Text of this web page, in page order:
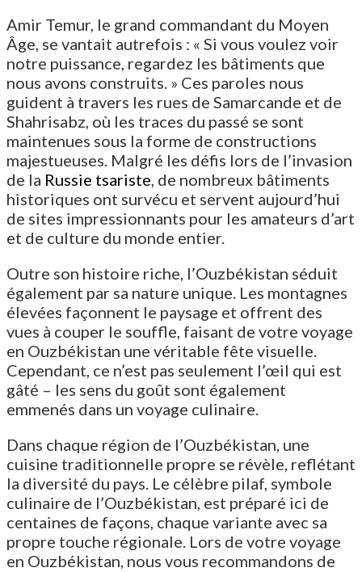
Amir Temur, le grand commandant du Moyen
Âge, se vantait autrefois : « Si vous voulez voir
notre puissance, regardez les bâtiments que
nous avons construits. » Ces paroles nous
guident à travers les rues de Samarcande et de
Shahrisabz, où les traces du passé se sont
maintenues sous la forme de constructions
majestueuses. Malgré les défis lors de l’invasion
de la Russie tsariste, de nombreux bâtiments
historiques ont survécu et servent aujourd’hui
de sites impressionnants pour les amateurs d’art
et de culture du monde entier.
Outre son histoire riche, l’Ouzbékistan séduit
également par sa nature unique. Les montagnes
élevées façonnent le paysage et offrent des
vues à couper le souffle, faisant de votre voyage
en Ouzbékistan une véritable fête visuelle.
Cependant, ce n’est pas seulement l’œil qui est
gâté – les sens du goût sont également
emmenés dans un voyage culinaire.
Dans chaque région de l’Ouzbékistan, une
cuisine traditionnelle propre se révèle, reflétant
la diversité du pays. Le célèbre pilaf, symbole
culinaire de l’Ouzbékistan, est préparé ici de
centaines de façons, chaque variante avec sa
propre touche régionale. Lors de votre voyage
en Ouzbékistan, nous vous recommandons de